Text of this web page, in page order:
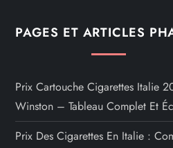
PAGES ET ARTICLES
Prix Cartouche Cigarettes Italie
Winston – Tableau Complet Et
Prix Des Cigarettes En Italie :